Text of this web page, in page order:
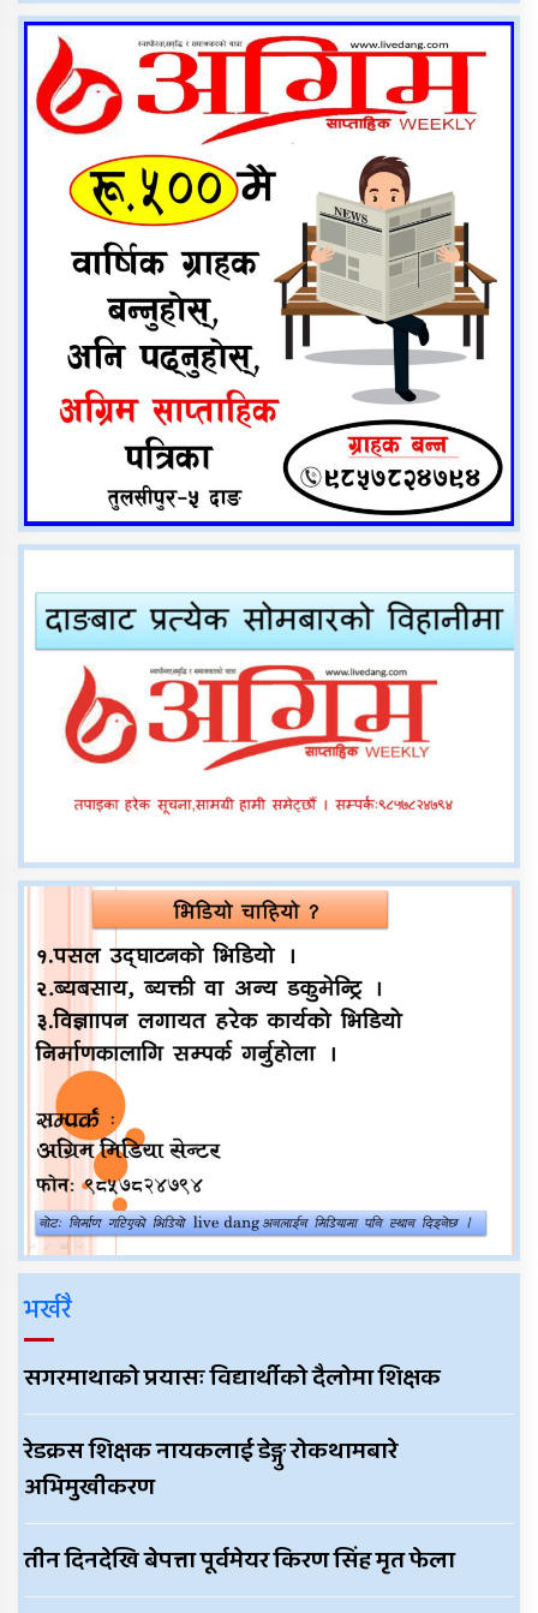
भर्खरै
सगरमाथाको प्रयासः विद्यार्थीको दैलोमा शिक्षक
रेडक्रस शिक्षक नायकलाई डेङ्गु रोकथामबारे
अभिमुखीकरण
तीन दिनदेखि बेपत्ता पूर्वमेयर किरण सिंह मृत फेला